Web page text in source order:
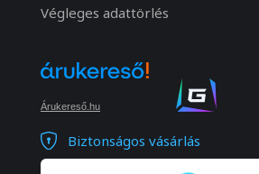
Végleges adattörlés
Árukereső.hu
Biztonságos vásárlás